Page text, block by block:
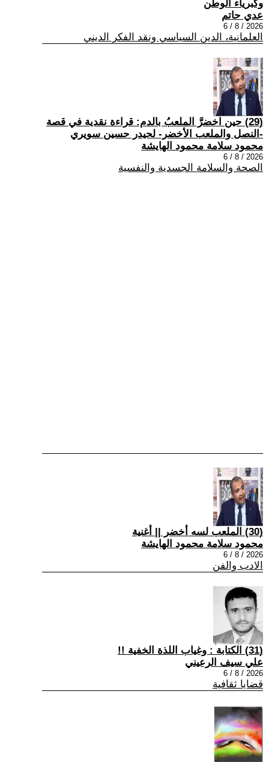
وكبرياء الوطن
عدي حاتم
2026 / 8 / 6
العلمانية، الدين السياسي ونقد الفكر الديني
(29) حين اخضرَّ الملعبُ بالدم: قراءة نقدية في قصة
-النصل والملعب الأخضر- لحيدر حسين سويري
محمود سلامة محمود الهايشة
2026 / 8 / 6
الصحة والسلامة الجسدية والنفسية
(30) الملعب لسه أخضر || أغنية
محمود سلامة محمود الهايشة
2026 / 8 / 6
الادب والفن
(31) الكتابة : وغياب اللذة الخفية !!
علي سيف الرعيني
2026 / 8 / 6
قضايا ثقافية